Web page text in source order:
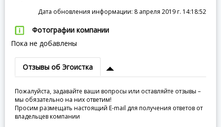
Дата обновления информации: 8 апреля 2019 г. 14:18:52
Фотографии компании
Пока не добавлены
Отзывы об Эгоистка
Пожалуйста, задавайте ваши вопросы или оставляйте отзывы –
мы обязательно на них ответим!
Просим размещать настоящий E-mail для получения ответов от
владельцев компании